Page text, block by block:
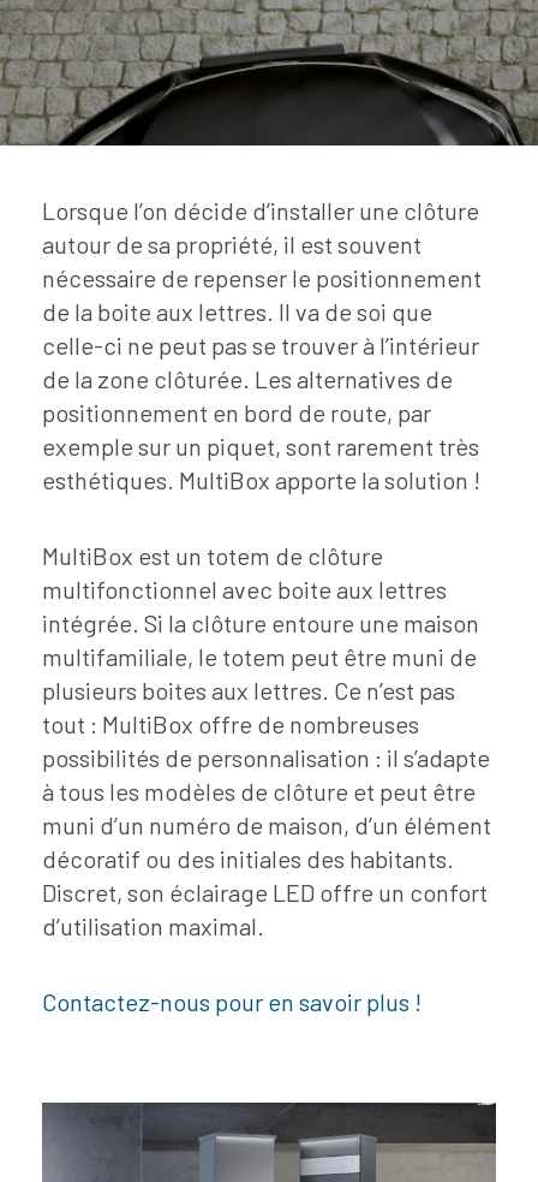
Lorsque l’on décide d’installer une clôture
autour de sa propriété, il est souvent
nécessaire de repenser le positionnement
de la boite aux lettres. Il va de soi que
celle-ci ne peut pas se trouver à l’intérieur
de la zone clôturée. Les alternatives de
positionnement en bord de route, par
exemple sur un piquet, sont rarement très
esthétiques. MultiBox apporte la solution !
MultiBox est un totem de clôture
multifonctionnel avec boite aux lettres
intégrée. Si la clôture entoure une maison
multifamiliale, le totem peut être muni de
plusieurs boites aux lettres. Ce n’est pas
tout : MultiBox offre de nombreuses
possibilités de personnalisation : il s’adapte
à tous les modèles de clôture et peut être
muni d’un numéro de maison, d’un élément
décoratif ou des initiales des habitants.
Discret, son éclairage LED offre un confort
d’utilisation maximal.
Contactez-nous pour en savoir plus !